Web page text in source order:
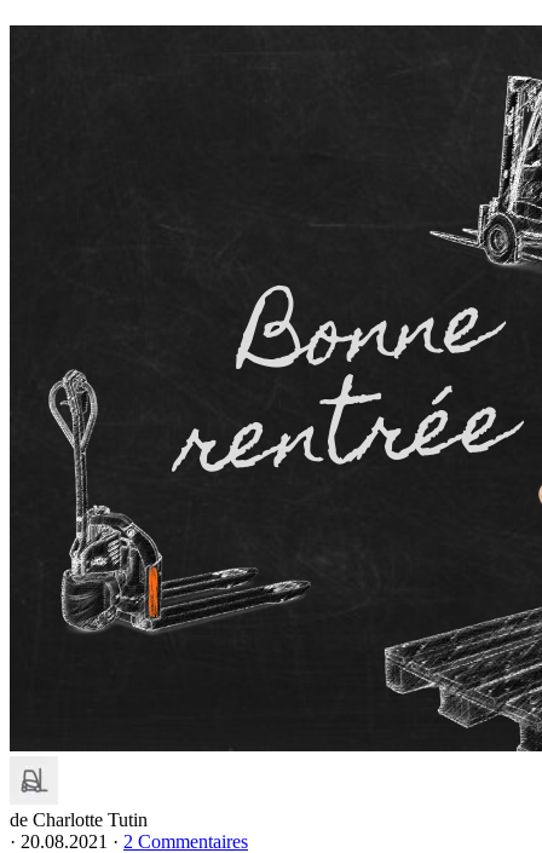
de Charlotte Tutin
· 20.08.2021 · 2 Commentaires